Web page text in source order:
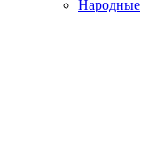
Народные